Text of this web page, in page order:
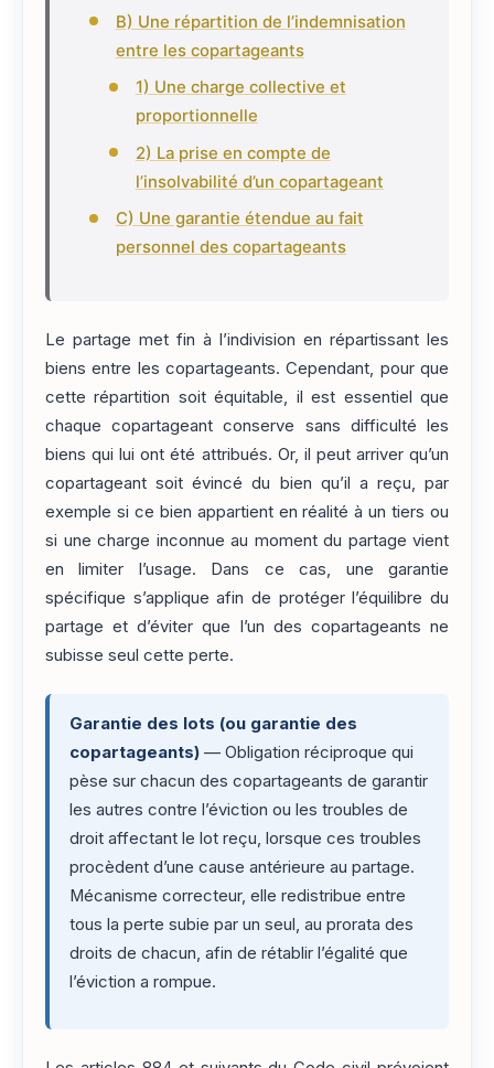
B) Une répartition de l’indemnisation
entre les copartageants
1) Une charge collective et
proportionnelle
2) La prise en compte de
l’insolvabilité d’un copartageant
C) Une garantie étendue au fait
personnel des copartageants
Le partage met fin à l’indivision en répartissant les
biens entre les copartageants. Cependant, pour que
cette répartition soit équitable, il est essentiel que
chaque copartageant conserve sans difficulté les
biens qui lui ont été attribués. Or, il peut arriver qu’un
copartageant soit évincé du bien qu’il a reçu, par
exemple si ce bien appartient en réalité à un tiers ou
si une charge inconnue au moment du partage vient
en limiter l’usage. Dans ce cas, une garantie
spécifique s’applique afin de protéger l’équilibre du
partage et d’éviter que l’un des copartageants ne
subisse seul cette perte.
Garantie des lots (ou garantie des
copartageants) — Obligation réciproque qui
pèse sur chacun des copartageants de garantir
les autres contre l’éviction ou les troubles de
droit affectant le lot reçu, lorsque ces troubles
procèdent d’une cause antérieure au partage.
Mécanisme correcteur, elle redistribue entre
tous la perte subie par un seul, au prorata des
droits de chacun, afin de rétablir l’égalité que
l’éviction a rompue.